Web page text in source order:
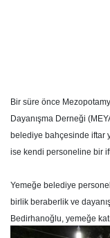
Bir süre önce
Dayanışma Derneği
belediye bahçesinde iftar
ise kendi personeline bir
Yemeğe belediye
birlik beraberlik ve
Bedirhanoğlu, yemeğe